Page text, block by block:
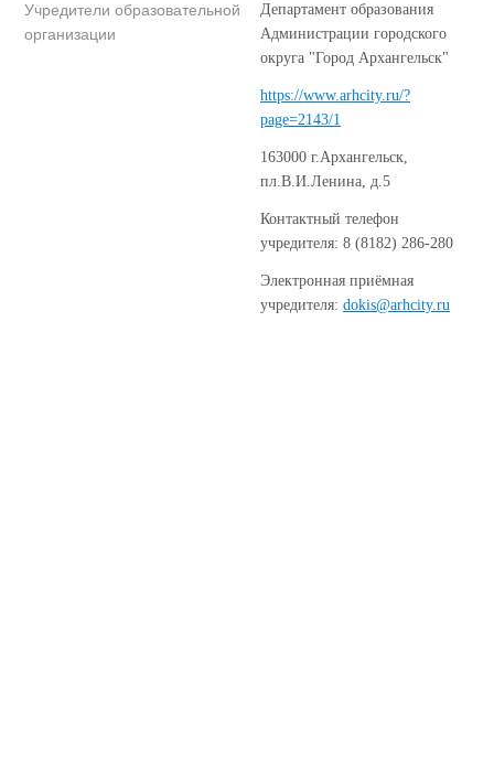
Учредители образовательной
организации
Департамент образования
Администрации городского
округа "Город Архангельск"
https://www.arhcity.ru/?
page=2143/1
163000 г.Архангельск,
пл.В.И.Ленина, д.5
Контактный телефон
учредителя: 8 (8182) 286-280
Электронная приёмная
учредителя: dokis@arhcity.ru